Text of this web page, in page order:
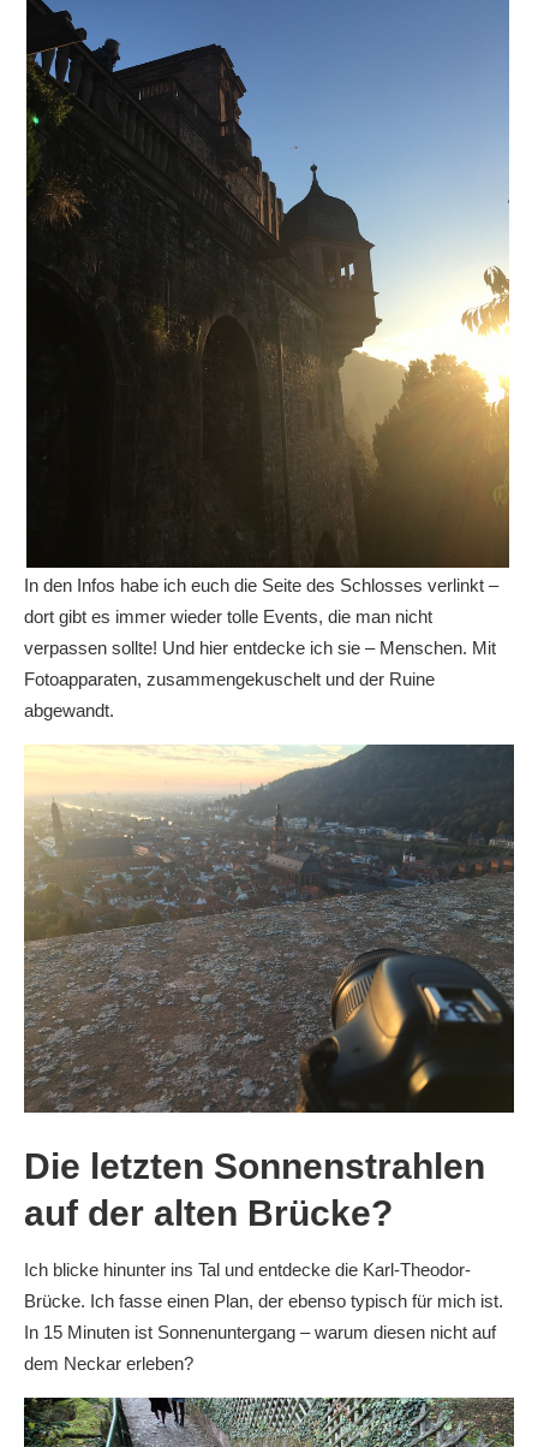
In den Infos habe ich euch die Seite des Schlosses verlinkt –
dort gibt es immer wieder tolle Events, die man nicht
verpassen sollte! Und hier entdecke ich sie – Menschen. Mit
Fotoapparaten, zusammengekuschelt und der Ruine
abgewandt.
Die letzten Sonnenstrahlen
auf der alten Brücke?
Ich blicke hinunter ins Tal und entdecke die Karl-Theodor-
Brücke. Ich fasse einen Plan, der ebenso typisch für mich ist.
In 15 Minuten ist Sonnenuntergang – warum diesen nicht auf
dem Neckar erleben?